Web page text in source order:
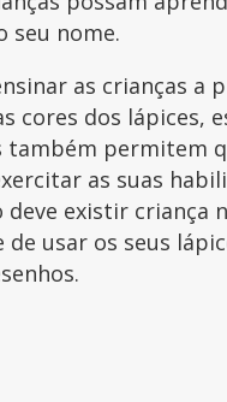
seu nome.
as crianças a
cores dos lápices,
também permitem
as suas
deve existir criança
de usar os seus